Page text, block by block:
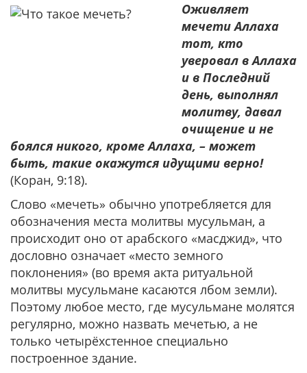
Оживляет
мечети Аллаха
тот, кто
уверовал в Аллаха
и в Последний
день, выполнял
молитву, давал
очищение и не
боялся никого, кроме Аллаха, – может
быть, такие окажутся идущими верно!
(Коран, 9:18).
Слово «мечеть» обычно употребляется для
обозначения места молитвы мусульман, а
происходит оно от арабского «масджид», что
дословно означает «место земного
поклонения» (во время акта ритуальной
молитвы мусульмане касаются лбом земли).
Поэтому любое место, где мусульмане молятся
регулярно, можно назвать мечетью, а не
только четырёхстенное специально
построенное здание.